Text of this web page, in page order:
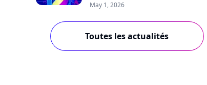
May 1, 2026
Toutes les actualités